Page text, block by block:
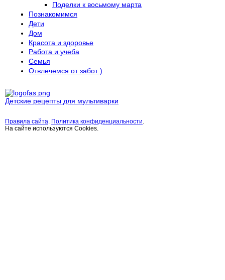
Поделки к восьмому марта
Познакомимся
Дети
Дом
Красота и здоровье
Работа и учеба
Семья
Отвлечемся от забот:)
Детские рецепты для мультиварки
Правила сайта. Политика конфиденциальности.
На сайте используются Cookies.